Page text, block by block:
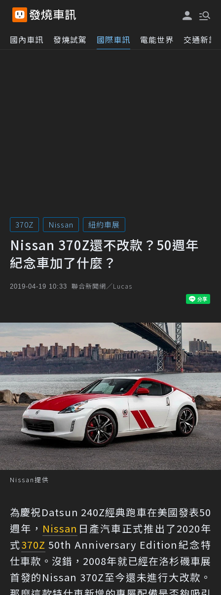
國內車訊 發燒試駕 國際車訊 電能世界 交通新訊
370Z Nissan 紐約車展
Nissan 370Z還不改款？50週年
紀念車加了什麼？
2019-04-19 10:33 聯合新聞網／Lucas
Nissan提供
為慶祝Datsun 240Z經典跑車在美國發表50
週年， Nissan 日產汽車正式推出了2020年
式370Z 50th Anniversary Edition紀念特
仕車款。沒錯，2008年就已經在洛杉磯車展
首發的Nissan 370Z至今還未進行大改款。